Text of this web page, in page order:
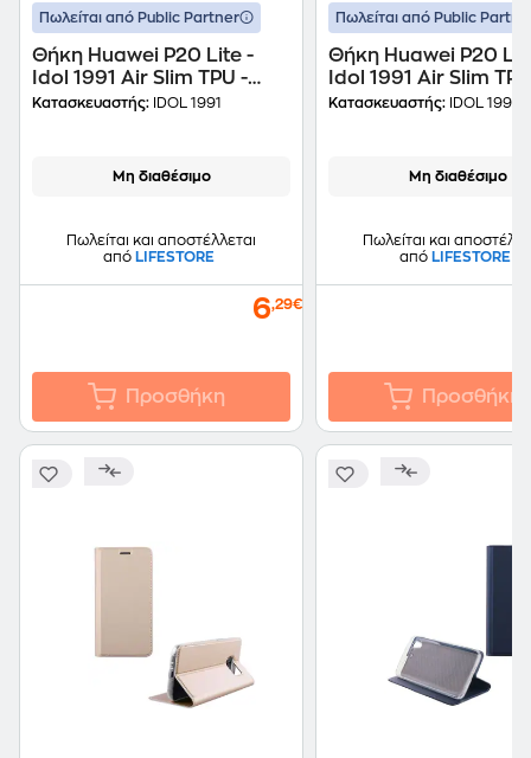
Πωλείται από Public Partner
Θήκη Huawei P20 Lite -
Idol 1991 Air Slim TPU -
Διάφανο Γκρι
Κατασκευαστής: IDOL 1991
Μη διαθέσιμο
Πωλείται και αποστέλλεται
από LIFESTORE
6,29€
Προσθήκη
Πωλείται από Public
Θήκη Huawei P20
Idol 1991 Air Slim
Διάφανη
Κατασκευαστής: IDOL 1991
Μη διαθέσιμο
Πωλείται και
από LIFESTORE
Προσθήκη